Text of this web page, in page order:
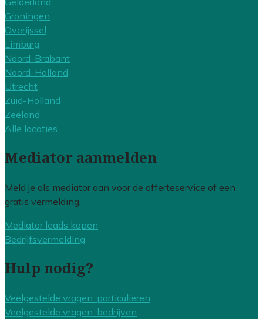
Groningen
Overijssel
Limburg
Noord-Brabant
Noord-Holland
Utrecht
Zuid-Holland
Zeeland
Alle locaties
Mediator aanmelden
Meld je als mediator aan voor de offerteservice of een
gratis vermelding.
Mediator leads kopen
Bedrijfsvermelding
Hulp nodig?
Veelgestelde vragen: particulieren
Veelgestelde vragen: bedrijven